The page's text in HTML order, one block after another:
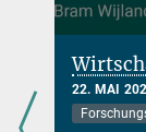
22. MAI